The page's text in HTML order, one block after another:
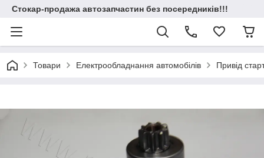
Стокар-продажа автозапчастин без посередників!!!
Товари Електрообладнання автомобілів Привід